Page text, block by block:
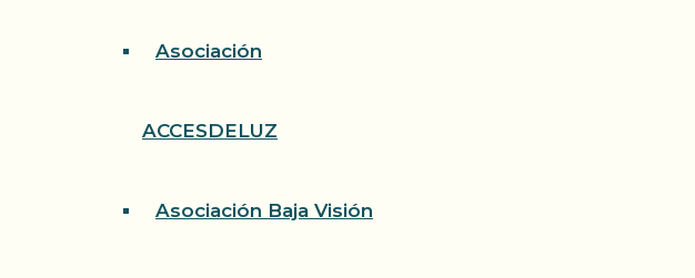
Asociación
ACCESDELUZ
Asociación Baja Visión